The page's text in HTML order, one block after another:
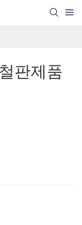
판제품